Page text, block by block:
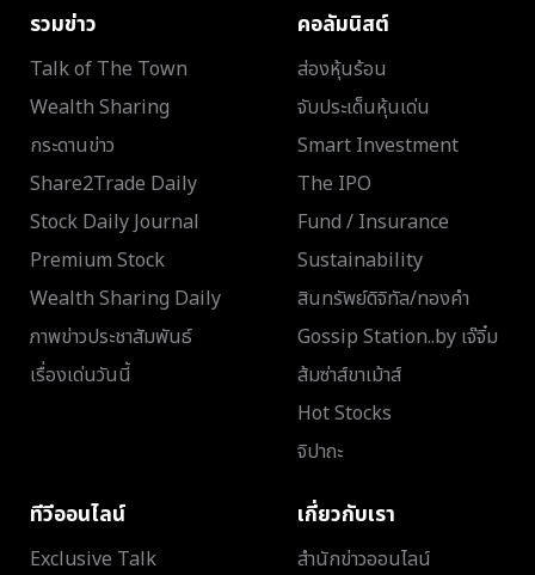
รวมข่าว
Talk of The Town
Wealth Sharing
กระดานข่าว
Share2Trade Daily
Stock Daily Journal
Premium Stock
Wealth Sharing Daily
ภาพข่าวประชาสัมพันธ์
เรื่องเด่นวันนี้
คอลัมนิสต์
ส่องหุ้นร้อน
จับประเด็นหุ้นเด่น
Smart Investment
The IPO
Fund / Insurance
Sustainability
สินทรัพย์ดิจิทัล/ทองคำ
Gossip Station..by เจ๊จิ๋ม
ส้มซ่าส์ขาเม้าส์
Hot Stocks
จิปาถะ
ทีวีออนไลน์
Exclusive Talk
เกี่ยวกับเรา
สำนักข่าวออนไลน์